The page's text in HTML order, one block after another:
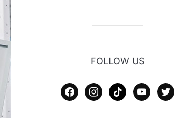
FOLLOW US
facebookinstagram
tiktok youtubetwitter